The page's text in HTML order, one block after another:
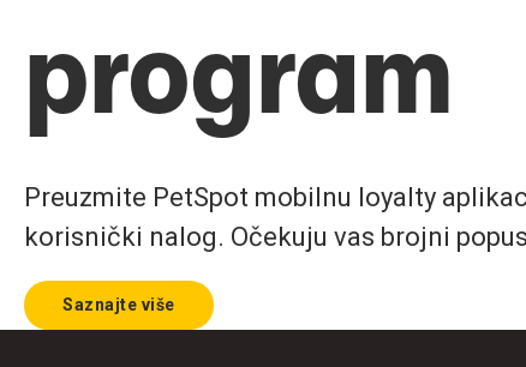
program
Preuzmite PetSpot mobilnu loyalty
korisnički nalog. Očekuju vas brojni
Saznajte više